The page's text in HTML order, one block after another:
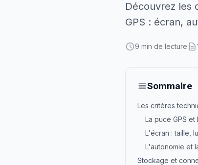
Découvrez les
GPS : écran,
9 min de lecture
Sommaire
Les critères
La puce GPS
L'écran : taille,
L'autonomie et
Stockage et